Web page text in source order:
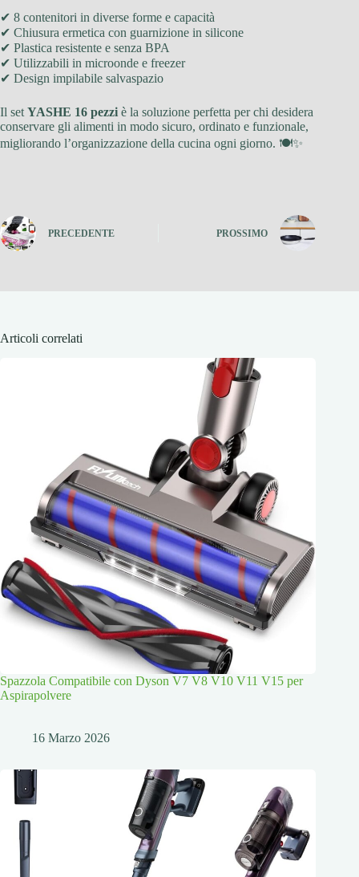
✔ 8 contenitori in diverse forme e capacità
✔ Chiusura ermetica con guarnizione in silicone
✔ Plastica resistente e senza BPA
✔ Utilizzabili in microonde e freezer
✔ Design impilabile salvaspazio
Il set YASHE 16 pezzi è la soluzione perfetta per chi desidera
conservare gli alimenti in modo sicuro, ordinato e funzionale,
migliorando l’organizzazione della cucina ogni giorno. 🍽️✨
PRECEDENTE PROSSIMO
Articoli correlati
Spazzola Compatibile con Dyson V7 V8 V10 V11 V15 per
Aspirapolvere
16 Marzo 2026